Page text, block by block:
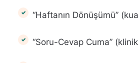
“Haftanın Dönüşümü”
“Soru-Cevap Cuma”